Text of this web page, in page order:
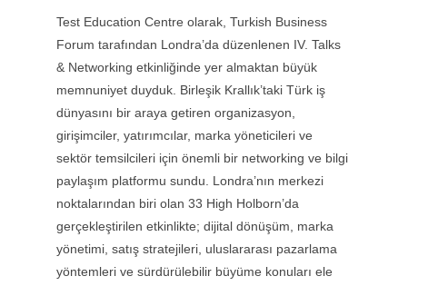
Test Education Centre olarak, Turkish Business
Forum tarafından Londra’da düzenlenen IV. Talks
& Networking etkinliğinde yer almaktan büyük
memnuniyet duyduk. Birleşik Krallık’taki Türk iş
dünyasını bir araya getiren organizasyon,
girişimciler, yatırımcılar, marka yöneticileri ve
sektör temsilcileri için önemli bir networking ve bilgi
paylaşım platformu sundu. Londra’nın merkezi
noktalarından biri olan 33 High Holborn’da
gerçekleştirilen etkinlikte; dijital dönüşüm, marka
yönetimi, satış stratejileri, uluslararası pazarlama
yöntemleri ve sürdürülebilir büyüme konuları ele